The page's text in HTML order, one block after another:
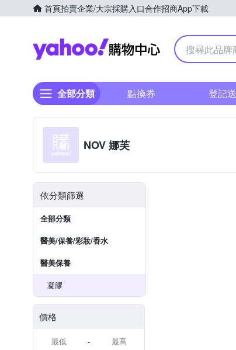
首頁拍賣企業/大宗採購入口合作招商App下載
Yahoo購物中心
全部分類 點換券 登記送
NOV 娜芙
依分類篩選
全部分類
醫美/保養/彩妝/香水
醫美保養
凝膠
價格
-